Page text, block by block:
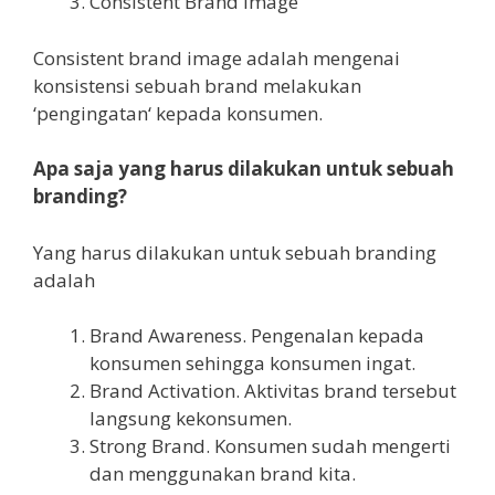
Consistent brand image adalah mengenai
konsistensi sebuah brand melakukan
‘pengingatan‘ kepada konsumen.
Apa saja yang harus dilakukan untuk sebuah
branding?
Yang harus dilakukan untuk sebuah branding
adalah
Brand Awareness. Pengenalan kepada
konsumen sehingga konsumen ingat.
Brand Activation. Aktivitas brand tersebut
langsung kekonsumen.
Strong Brand. Konsumen sudah mengerti
dan menggunakan brand kita.